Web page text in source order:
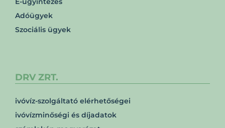
Adóügyek
Szociális ügyek
DRV ZRT.
ivóvíz-szolgáltató elérhetőségei
ivóvízminőségi és díjadatok